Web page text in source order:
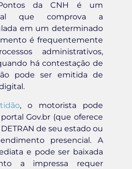
da CNH é um
que comprova a
em um determinado
é frequentemente
administrativos,
há contestação de
pode ser emitida de
, o motorista pode
Gov.br (que oferece
de seu estado ou
presencial. A
e pode ser baixada
a impressa requer